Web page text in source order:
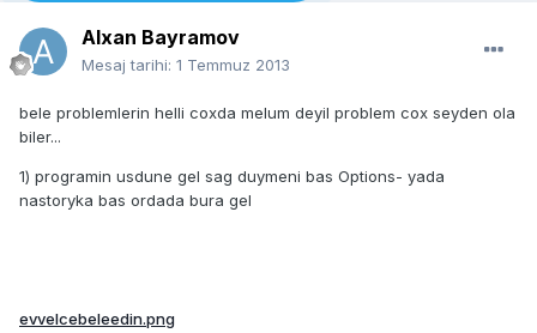
Alxan Bayramov
Mesaj tarihi: 1 Temmuz 2013
bele problemlerin helli coxda melum deyil problem cox seyden ola
biler...
1) programin usdune gel sag duymeni bas Options- yada
nastoryka bas ordada bura gel
evvelcebeleedin.png